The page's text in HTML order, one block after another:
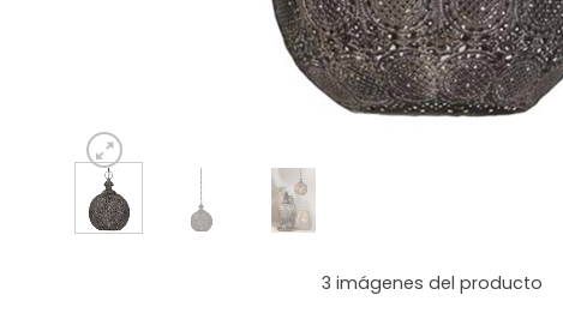
3 imágenes del producto